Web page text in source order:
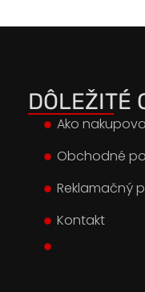
DÔLEŽITÉ
Ako
Obchodné
Reklamačný
Kontakt